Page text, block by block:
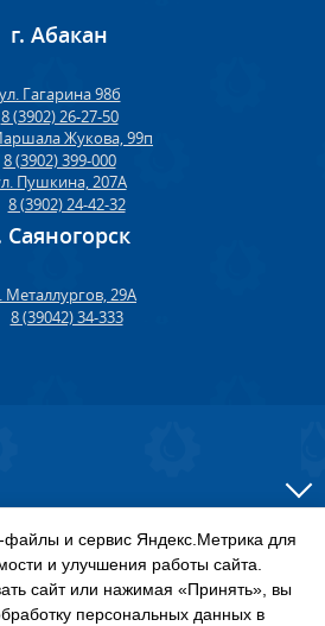
г. Абакан
ул. Гагарина 98б
8 (3902) 26-27-50
Жукова, 99п
8 (3902) 399-000
Пушкина, 207А
8 (3902) 24-42-32
Саяногорск
Металлургов, 29А
8 (39042) 34-333
и сервис Яндекс.Метрика для
и улучшения работы сайта.
сайт или нажимая «Принять», вы
персональных данных в